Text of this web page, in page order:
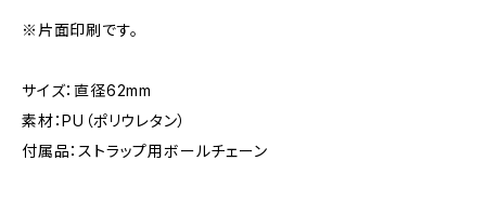
※片面印刷です。
サイズ：直径62mm
素材：PU（ポリウレタン）
付属品：ストラップ用ボールチェーン